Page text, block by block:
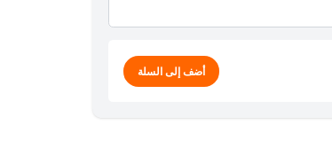
أضف إلى السلة